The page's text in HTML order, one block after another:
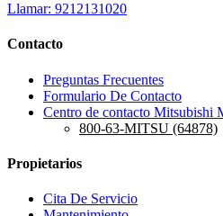
Llamar: 9212131020
Contacto
Preguntas Frecuentes
Formulario De Contacto
Centro de contacto Mitsubishi
800-63-MITSU (64878)
Propietarios
Cita De Servicio